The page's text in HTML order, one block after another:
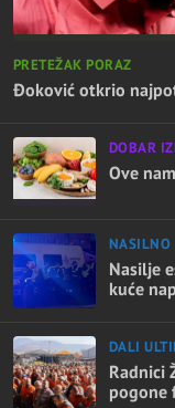
PRETEŽAK PORAZ
Đoković otkrio
DOBAR
Ove
NASILNO
Nasilje
kuće
DALI
Radnici
pogone